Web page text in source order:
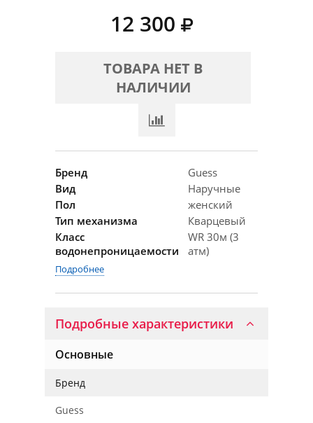
12 300
ТОВАРА НЕТ В
НАЛИЧИИ
Бренд
Guess
Вид
Наручные
Пол
женский
Тип механизма
Кварцевый
Класс
водонепроницаемости
WR 30м (3
атм)
Подробнее
Подробные характеристики
Основные
Бренд
Guess